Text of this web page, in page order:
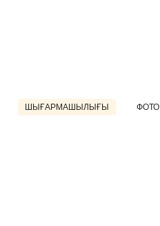
ШЫҒАРМАШЫЛЫҒЫ ФОТО